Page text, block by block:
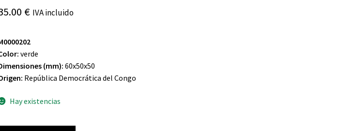
€ IVA incluido
verde
(mm):60x50x50
República Democrática del Congo
Hay existencias